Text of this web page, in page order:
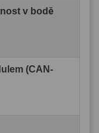
v bodě
(CAN-